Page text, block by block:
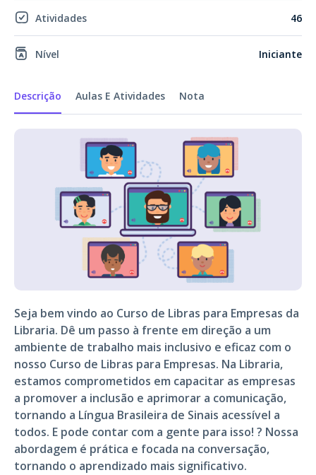
Descrição Aulas E Atividades Nota
Seja bem vindo ao Curso de Libras para Empresas da
Libraria. Dê um passo à frente em direção a um
ambiente de trabalho mais inclusivo e eficaz com o
nosso Curso de Libras para Empresas. Na Libraria,
estamos comprometidos em capacitar as empresas
a promover a inclusão e aprimorar a comunicação,
tornando a Língua Brasileira de Sinais acessível a
todos. E pode contar com a gente para isso! ? Nossa
abordagem é prática e focada na conversação,
tornando o aprendizado mais significativo.
Atividades 46
Nível Iniciante